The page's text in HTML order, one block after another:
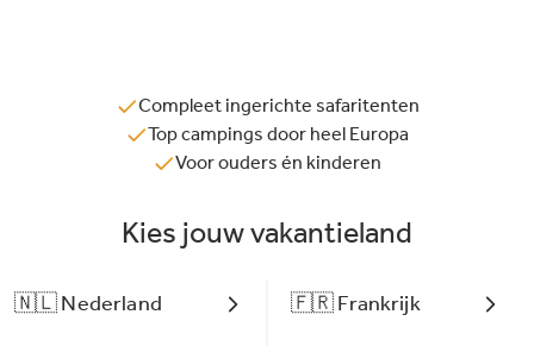
Compleet ingerichte safaritenten
Top campings door heel Europa
Voor ouders én kinderen
Kies jouw vakantieland
🇳🇱 Nederland 🇫🇷 Frankrijk